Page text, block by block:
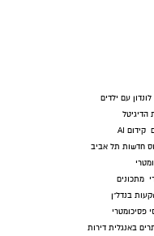
לונדון עם ילדים
הדיגיטל
קידום AI
חדשות תל אביב
מתכונים
בנדל"ן
פסיכומטרי
באנגלית דירות